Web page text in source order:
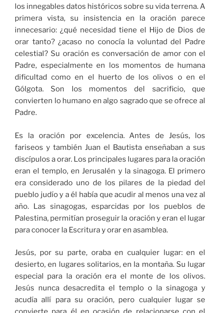
los innegables datos históricos sobre su vida terrena. A
primera vista, su insistencia en la oración parece
innecesario: ¿qué necesidad tiene el Hijo de Dios de
orar tanto? ¿acaso no conocía la voluntad del Padre
celestial? Su oración es conversación de amor con el
Padre, especialmente en los momentos de humana
dificultad como en el huerto de los olivos o en el
Gólgota. Son los momentos del sacrificio, que
convierten lo humano en algo sagrado que se ofrece al
Padre.
Es la oración por excelencia. Antes de Jesús, los
fariseos y también Juan el Bautista enseñaban a sus
discípulos a orar. Los principales lugares para la oración
eran el templo, en Jerusalén y la sinagoga. El primero
era considerado uno de los pilares de la piedad del
pueblo judío y a él había que acudir al menos una vez al
año. Las sinagogas, esparcidas por los pueblos de
Palestina, permitían proseguir la oración y eran el lugar
para conocer la Escritura y orar en asamblea.
Jesús, por su parte, oraba en cualquier lugar: en el
desierto, en lugares solitarios, en la montaña. Su lugar
especial para la oración era el monte de los olivos.
Jesús nunca desacredita el templo o la sinagoga y
acudía allí para su oración, pero cualquier lugar se